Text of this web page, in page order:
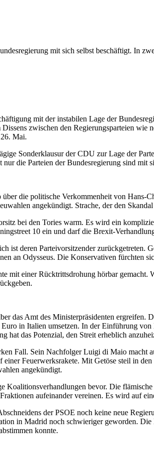
mit sich selbst beschäftigt. In
mit der instabilen Lage der
zwischen den Regierungsparteien
Mai.
Sonderklausur der CDU zur Lage der
die Parteien der Bundesregierung sind mit
die politische Verkommenheit von Hans-
angekündigt. Strache, der den
bei den Tories warm. Es wird ein
10 ein und darf die Brexit-
ist deren Parteivorsitzender
an Odysseus. Die Konservativen fürchten
mit einer Rücktrittsdrohung hörbar
das Amt des Ministerpräsidenten ergreifen.
in Italien umsetzen. In der Einführung
hat das Potenzial, den Streit erheblich
Fall. Sein Nachfolger Luigi di Maio macht
Feuerwerksrakete. Mit Getöse steil in
angekündigt.
bevor. Die
aufeinander vereinen. Es wird auf
der PSOE noch keine neue
in Madrid noch schwieriger geworden.
konnte.